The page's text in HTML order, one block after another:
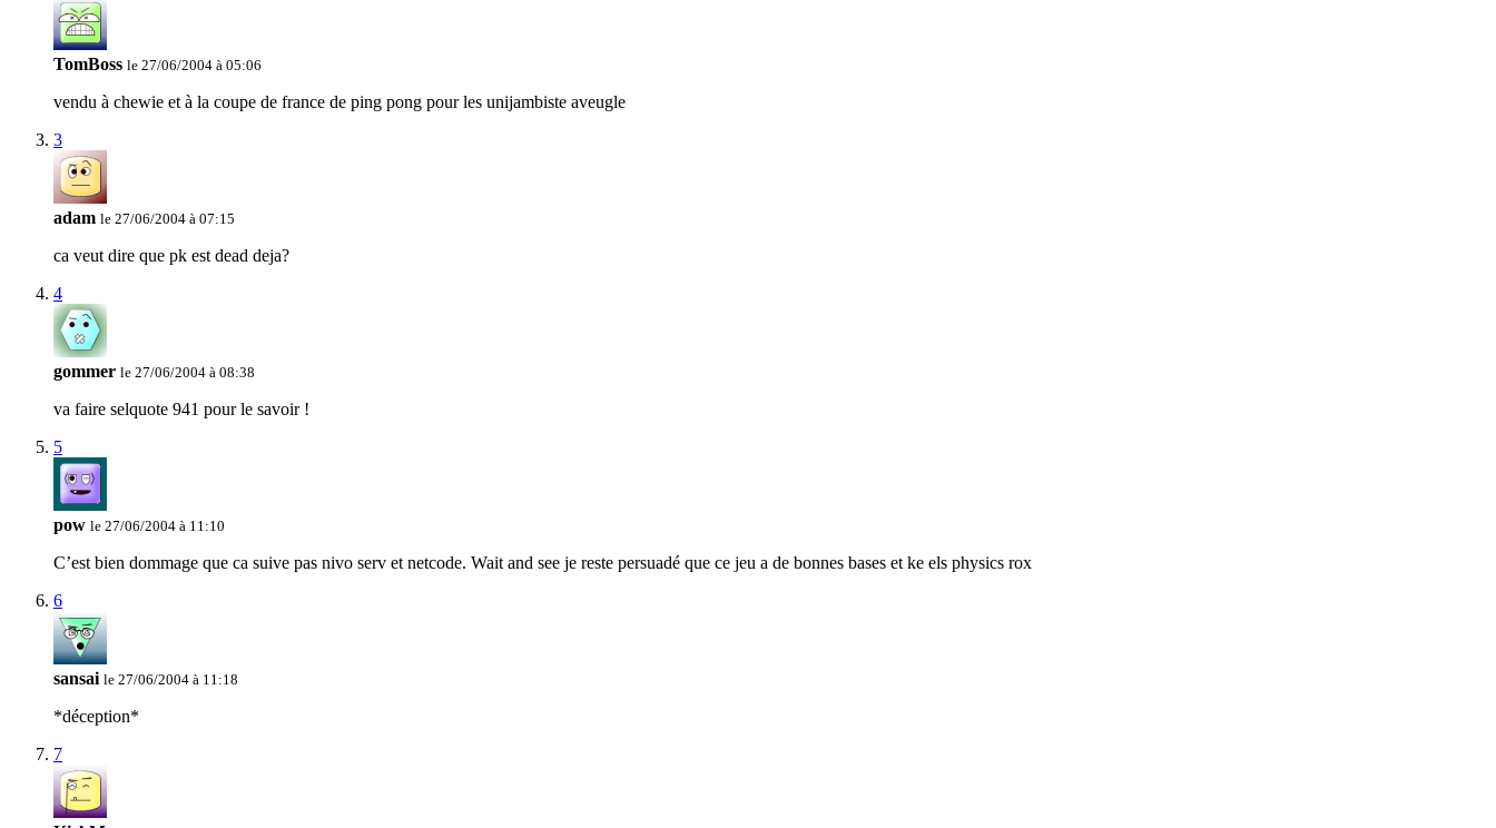
TomBoss le 27/06/2004 à 05:06
vendu à chewie et à la coupe de france de ping pong pour les unijambiste aveugle
3
adam le 27/06/2004 à 07:15
ca veut dire que pk est dead deja?
4
gommer le 27/06/2004 à 08:38
va faire selquote 941 pour le savoir !
5
pow le 27/06/2004 à 11:10
C’est bien dommage que ca suive pas nivo serv et netcode. Wait and see je reste persuadé que ce jeu a de bonnes bases et ke els physics rox
6
sansai le 27/06/2004 à 11:18
*déception*
7